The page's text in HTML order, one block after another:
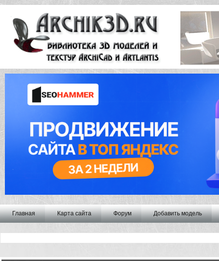
Главная Карта сайта Форум Добавить модель